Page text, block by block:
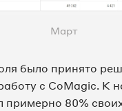
Март
было принято
с CoMagic. К
примерно 80%